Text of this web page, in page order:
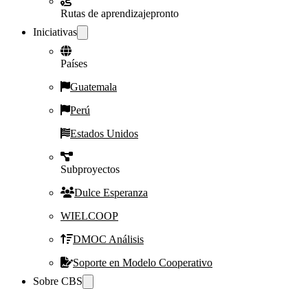
Rutas de aprendizajepronto
Iniciativas
Países
Guatemala
Perú
Estados Unidos
Subproyectos
Dulce Esperanza
WIELCOOP
DMOC Análisis
Soporte en Modelo Cooperativo
Sobre CBS